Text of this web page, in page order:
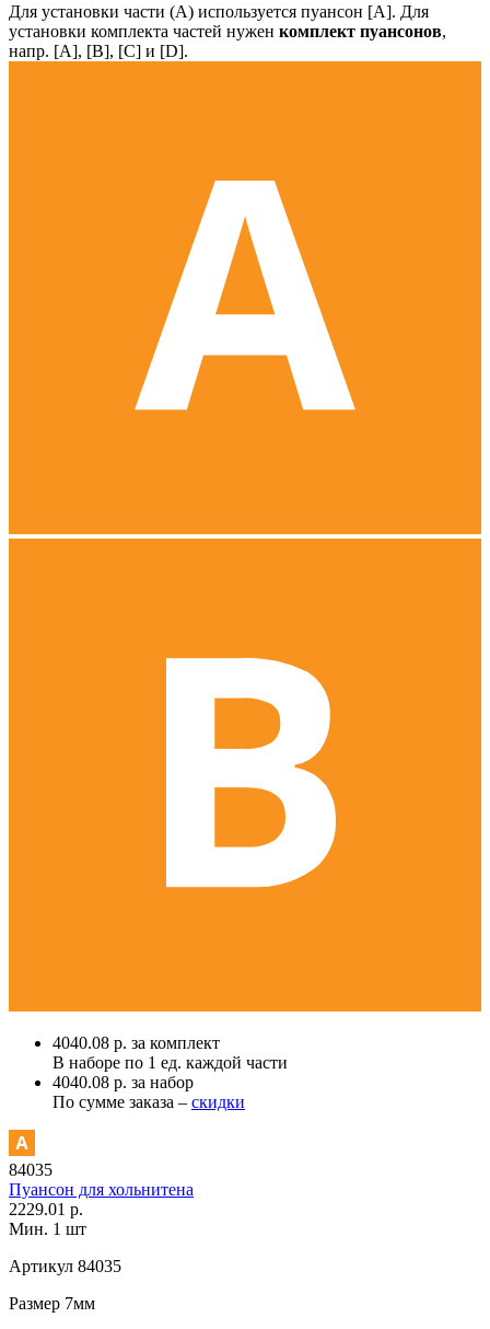
Для установки части (А) используется пуансон [А]. Для
установки комплекта частей нужен комплект пуансонов,
напр. [А], [B], [С] и [D].
4040.08 р. за комплект
В наборе по 1 ед. каждой части
4040.08 р. за набор
По сумме заказа – скидки
84035
Пуансон для хольнитена
2229.01 р.
Мин. 1 шт
Артикул 84035
Размер 7мм